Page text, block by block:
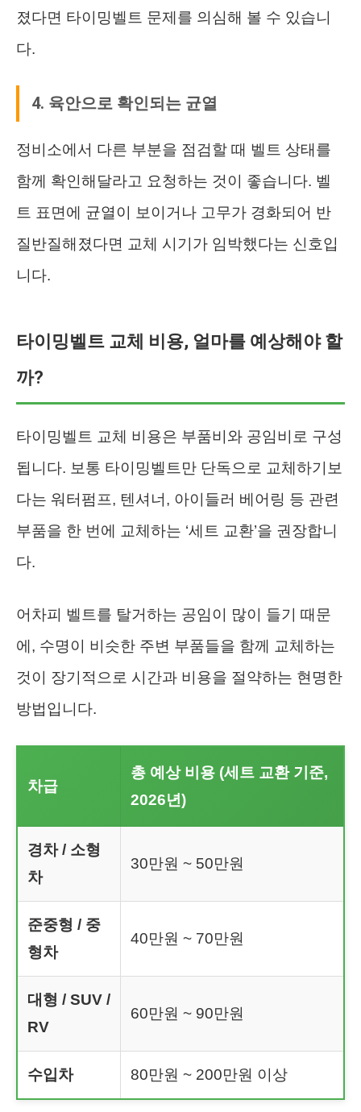
졌다면 타이밍벨트 문제를 의심해 볼 수 있습니
다.
4. 육안으로 확인되는 균열
정비소에서 다른 부분을 점검할 때 벨트 상태를
함께 확인해달라고 요청하는 것이 좋습니다. 벨
트 표면에 균열이 보이거나 고무가 경화되어 반
질반질해졌다면 교체 시기가 임박했다는 신호입
니다.
타이밍벨트 교체 비용, 얼마를 예상해야 할
까?
타이밍벨트 교체 비용은 부품비와 공임비로 구성
됩니다. 보통 타이밍벨트만 단독으로 교체하기보
다는 워터펌프, 텐셔너, 아이들러 베어링 등 관련
부품을 한 번에 교체하는 ‘세트 교환’을 권장합니
다.
어차피 벨트를 탈거하는 공임이 많이 들기 때문
에, 수명이 비슷한 주변 부품들을 함께 교체하는
것이 장기적으로 시간과 비용을 절약하는 현명한
방법입니다.
차급
총 예상 비용 (세트 교환 기준,
2026년)
경차 / 소형
차
30만원 ~ 50만원
준중형 / 중
형차
40만원 ~ 70만원
대형 / SUV /
RV
60만원 ~ 90만원
수입차 80만원 ~ 200만원 이상